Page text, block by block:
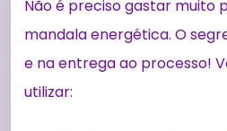
Não é preciso gastar muito
mandala energética. O
e na entrega ao processo!
utilizar: